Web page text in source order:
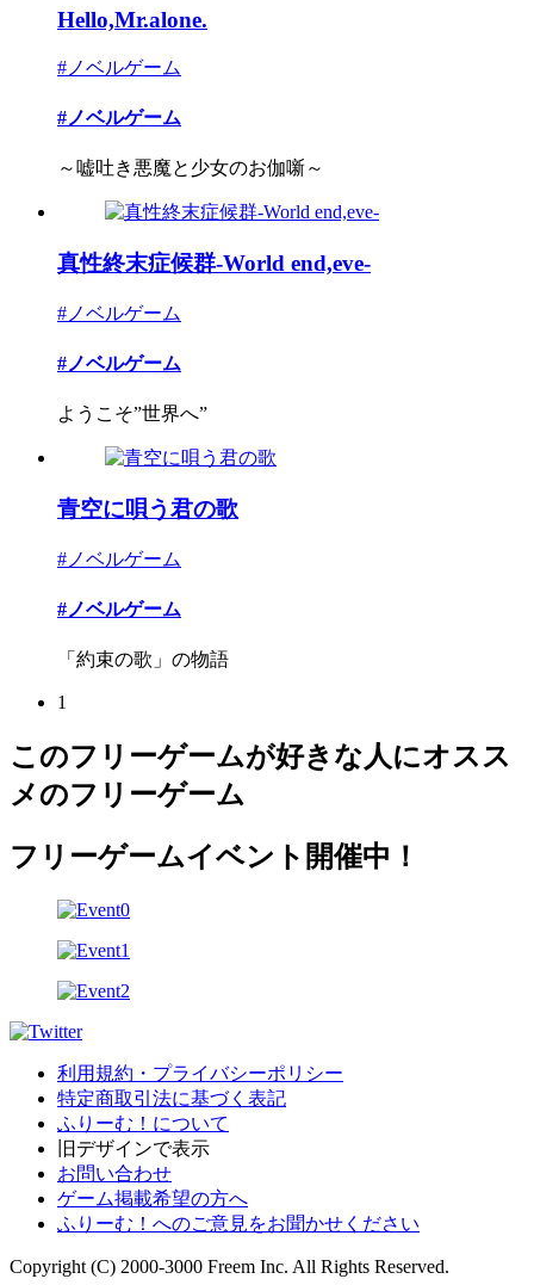
Hello,Mr.alone.
#ノベルゲーム
#ノベルゲーム
～嘘吐き悪魔と少女のお伽噺～
真性終末症候群-World end,eve-
#ノベルゲーム
#ノベルゲーム
ようこそ”世界へ”
青空に唄う君の歌
#ノベルゲーム
#ノベルゲーム
「約束の歌」の物語
1
このフリーゲームが好きな人にオスス
メのフリーゲーム
フリーゲームイベント開催中！
利用規約・プライバシーポリシー
特定商取引法に基づく表記
ふりーむ！について
旧デザインで表示
お問い合わせ
ゲーム掲載希望の方へ
ふりーむ！へのご意見をお聞かせください
Copyright (C) 2000-3000 Freem Inc. All Rights Reserved.